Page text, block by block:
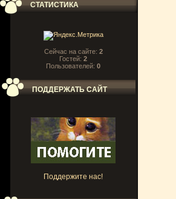
СТАТИСТИКА
Сейчас на сайте: 2
Гостей: 2
Пользователей: 0
ПОДДЕРЖАТЬ САЙТ
Поддержите нас!